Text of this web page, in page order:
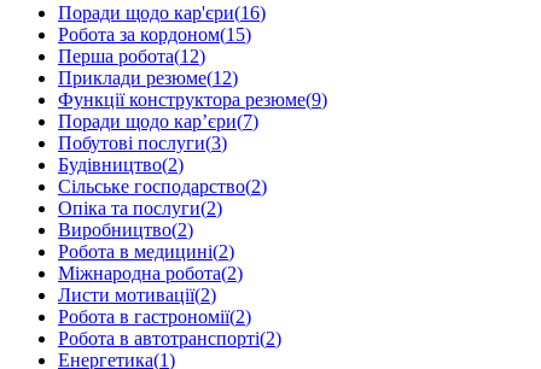
Поради щодо кар'єри(16)
Робота за кордоном(15)
Перша робота(12)
Приклади резюме(12)
Функції конструктора резюме(9)
Поради щодо кар’єри(7)
Побутові послуги(3)
Будівництво(2)
Сільське господарство(2)
Опіка та послуги(2)
Виробництво(2)
Робота в медицині(2)
Міжнародна робота(2)
Листи мотивації(2)
Робота в гастрономії(2)
Робота в автотранспорті(2)
Енергетика(1)